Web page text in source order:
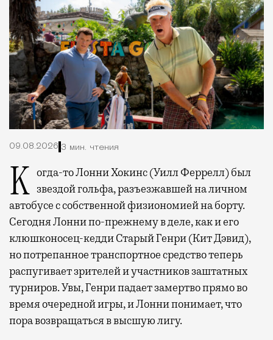
09.08.2026 3 мин. чтения
Когда-то Лонни Хокинс (Уилл Феррелл) был звездой гольфа, разъезжавшей на личном
автобусе с собственной физиономией на борту.
Сегодня Лонни по-прежнему в деле, как и его
клюшконосец-кедди Старый Генри (Кит Дэвид),
но потрепанное транспортное средство теперь
распугивает зрителей и участников заштатных
турниров. Увы, Генри падает замертво прямо во
время очередной игры, и Лонни понимает, что
пора возвращаться в высшую лигу.